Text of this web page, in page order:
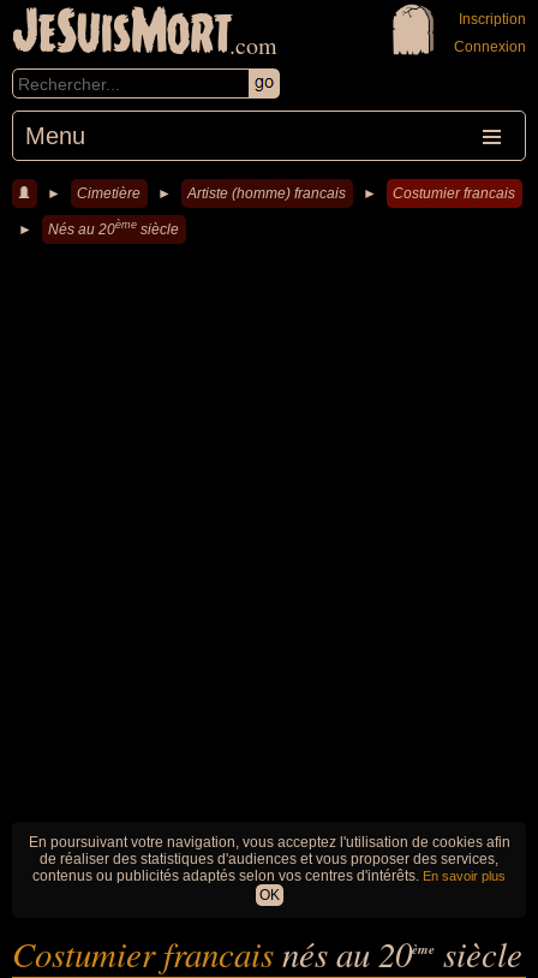
JeSuisMort.com
Menu
Inscription
Connexion
► Cimetière ► Artiste (homme) francais ► Costumier francais
► Nés au 20ème siècle
En poursuivant votre navigation, vous acceptez l'utilisation de cookies afin
de réaliser des statistiques d'audiences et vous proposer des services,
contenus ou publicités adaptés selon vos centres d'intérêts. En savoir plus
OK
Costumier francaisnés au 20ème siècle